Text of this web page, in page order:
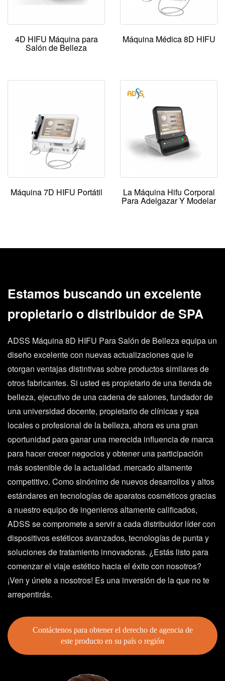
4D HIFU Máquina para
Salón de Belleza
Máquina Médica 8D HIFU
Máquina 7D HIFU Portátil La Máquina Hifu Corporal
Para Adelgazar Y Modelar
Estamos buscando un excelente
propietario o distribuidor de SPA
ADSS Máquina 8D HIFU Para Salón de Belleza equipa un
diseño excelente con nuevas actualizaciones que le
otorgan ventajas distintivas sobre productos similares de
otros fabricantes. Si usted es propietario de una tienda de
belleza, ejecutivo de una cadena de salones, fundador de
una universidad docente, propietario de clínicas y spa
locales o profesional de la belleza, ahora es una gran
oportunidad para ganar una merecida influencia de marca
para hacer crecer negocios y obtener una participación
más sostenible de la actualidad. mercado altamente
competitivo. Como sinónimo de nuevos desarrollos y altos
estándares en tecnologías de aparatos cosméticos gracias
a nuestro equipo de ingenieros altamente calificados,
ADSS se compromete a servir a cada distribuidor líder con
dispositivos estéticos avanzados, tecnologías de punta y
soluciones de tratamiento innovadoras. ¿Estás listo para
comenzar el viaje estético hacia el éxito con nosotros?
¡Ven y únete a nosotros! Es una inversión de la que no te
arrepentirás.
Contáctenos para obtener el derecho de agencia de
este producto en su país o región